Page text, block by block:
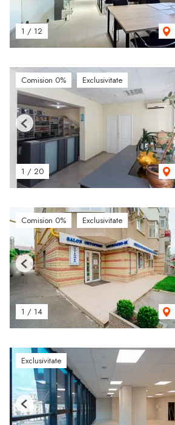
1 / 12
Comision 0% Exclusivitate
1 / 20
Previous
Comision 0% Exclusivitate
1 / 14
Previous
Exclusivitate
Previous